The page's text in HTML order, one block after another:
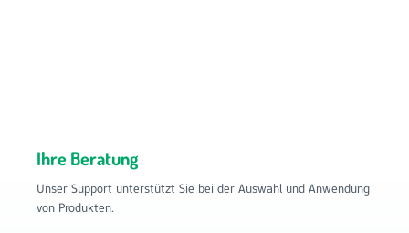
Ihre Beratung
Unser Support unterstützt Sie bei der Auswahl und Anwendung
von Produkten.